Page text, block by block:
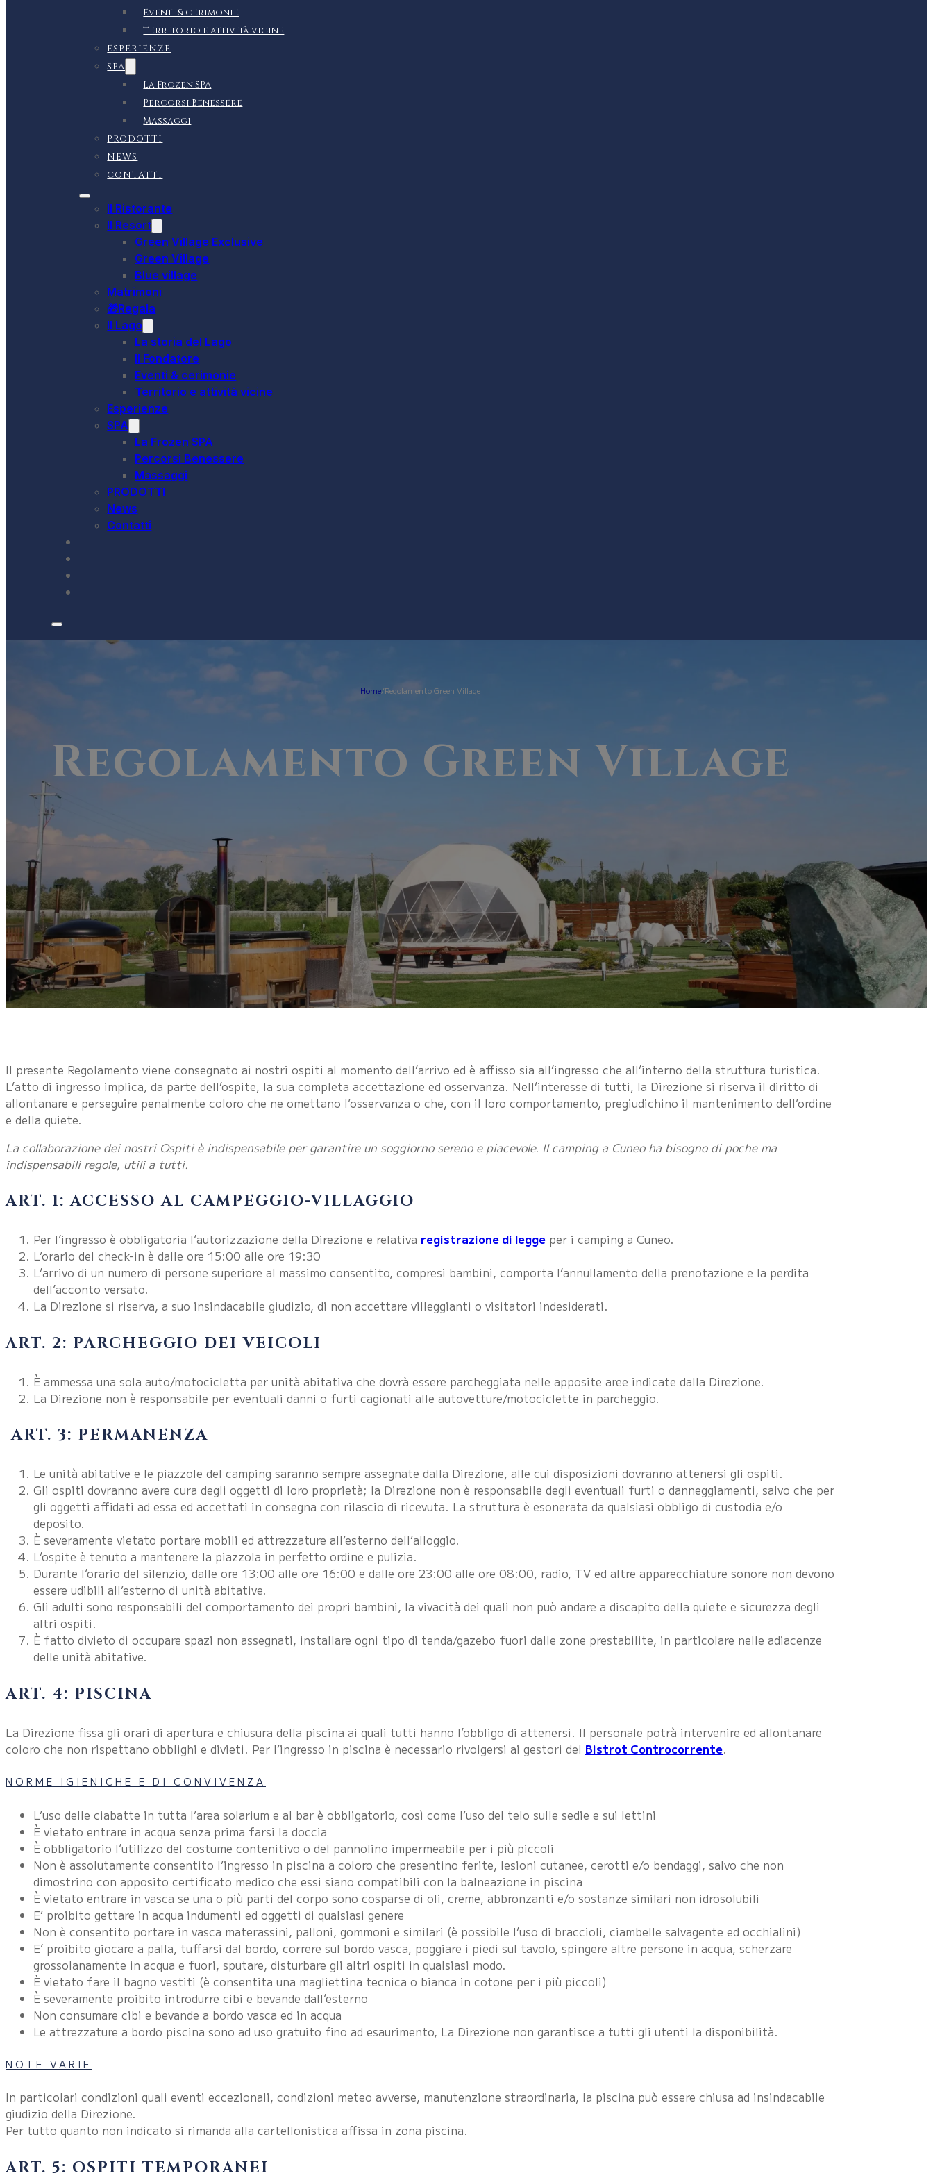
Eventi & cerimonie
Territorio e attività vicine
ESPERIENZE
SPA
La Frozen SPA
Percorsi Benessere
Massaggi
PRODOTTI
NEWS
CONTATTI
Il Ristorante
Il Resort
Green Village Exclusive
Green Village
Blue village
Matrimoni
🎁Regala
Il Lago
La storia del Lago
Il Fondatore
Eventi & cerimonie
Territorio e attività vicine
Esperienze
SPA
La Frozen SPA
Percorsi Benessere
Massaggi
PRODOTTI
News
Contatti
Home/Regolamento Green Village
Regolamento Green Village
Il presente Regolamento viene consegnato ai nostri ospiti al momento dell’arrivo ed è affisso sia all’ingresso che all’interno della struttura turistica.
L’atto di ingresso implica, da parte dell’ospite, la sua completa accettazione ed osservanza. Nell’interesse di tutti, la Direzione si riserva il diritto di
allontanare e perseguire penalmente coloro che ne omettano l’osservanza o che, con il loro comportamento, pregiudichino il mantenimento dell’ordine
e della quiete.
La collaborazione dei nostri Ospiti è indispensabile per garantire un soggiorno sereno e piacevole. Il camping a Cuneo ha bisogno di poche ma
indispensabili regole, utili a tutti.
ART. 1: ACCESSO AL CAMPEGGIO-VILLAGGIO
Per l’ingresso è obbligatoria l’autorizzazione della Direzione e relativa registrazione di legge per i camping a Cuneo.
L’orario del check-in è dalle ore 15:00 alle ore 19:30
L’arrivo di un numero di persone superiore al massimo consentito, compresi bambini, comporta l’annullamento della prenotazione e la perdita
dell’acconto versato.
La Direzione si riserva, a suo insindacabile giudizio, di non accettare villeggianti o visitatori indesiderati.
ART. 2: PARCHEGGIO DEI VEICOLI
È ammessa una sola auto/motocicletta per unità abitativa che dovrà essere parcheggiata nelle apposite aree indicate dalla Direzione.
La Direzione non è responsabile per eventuali danni o furti cagionati alle autovetture/motociclette in parcheggio.
ART. 3: PERMANENZA
Le unità abitative e le piazzole del camping saranno sempre assegnate dalla Direzione, alle cui disposizioni dovranno attenersi gli ospiti.
Gli ospiti dovranno avere cura degli oggetti di loro proprietà; la Direzione non è responsabile degli eventuali furti o danneggiamenti, salvo che per
gli oggetti affidati ad essa ed accettati in consegna con rilascio di ricevuta. La struttura è esonerata da qualsiasi obbligo di custodia e/o
deposito.
È severamente vietato portare mobili ed attrezzature all’esterno dell’alloggio.
L’ospite è tenuto a mantenere la piazzola in perfetto ordine e pulizia.
Durante l’orario del silenzio, dalle ore 13:00 alle ore 16:00 e dalle ore 23:00 alle ore 08:00, radio, TV ed altre apparecchiature sonore non devono
essere udibili all’esterno di unità abitative.
Gli adulti sono responsabili del comportamento dei propri bambini, la vivacità dei quali non può andare a discapito della quiete e sicurezza degli
altri ospiti.
È fatto divieto di occupare spazi non assegnati, installare ogni tipo di tenda/gazebo fuori dalle zone prestabilite, in particolare nelle adiacenze
delle unità abitative.
ART. 4: PISCINA
La Direzione fissa gli orari di apertura e chiusura della piscina ai quali tutti hanno l’obbligo di attenersi. Il personale potrà intervenire ed allontanare
coloro che non rispettano obblighi e divieti. Per l’ingresso in piscina è necessario rivolgersi ai gestori del Bistrot Controcorrente.
NORME IGIENICHE E DI CONVIVENZA
L’uso delle ciabatte in tutta l’area solarium e al bar è obbligatorio, così come l’uso del telo sulle sedie e sui lettini
È vietato entrare in acqua senza prima farsi la doccia
È obbligatorio l’utilizzo del costume contenitivo o del pannolino impermeabile per i più piccoli
Non è assolutamente consentito l’ingresso in piscina a coloro che presentino ferite, lesioni cutanee, cerotti e/o bendaggi, salvo che non
dimostrino con apposito certificato medico che essi siano compatibili con la balneazione in piscina
È vietato entrare in vasca se una o più parti del corpo sono cosparse di oli, creme, abbronzanti e/o sostanze similari non idrosolubili
E’ proibito gettare in acqua indumenti ed oggetti di qualsiasi genere
Non è consentito portare in vasca materassini, palloni, gommoni e similari (è possibile l’uso di braccioli, ciambelle salvagente ed occhialini)
E’ proibito giocare a palla, tuffarsi dal bordo, correre sul bordo vasca, poggiare i piedi sul tavolo, spingere altre persone in acqua, scherzare
grossolanamente in acqua e fuori, sputare, disturbare gli altri ospiti in qualsiasi modo.
È vietato fare il bagno vestiti (è consentita una magliettina tecnica o bianca in cotone per i più piccoli)
È severamente proibito introdurre cibi e bevande dall’esterno
Non consumare cibi e bevande a bordo vasca ed in acqua
Le attrezzature a bordo piscina sono ad uso gratuito fino ad esaurimento, La Direzione non garantisce a tutti gli utenti la disponibilità.
NOTE VARIE
In particolari condizioni quali eventi eccezionali, condizioni meteo avverse, manutenzione straordinaria, la piscina può essere chiusa ad insindacabile
giudizio della Direzione.
Per tutto quanto non indicato si rimanda alla cartellonistica affissa in zona piscina.
ART. 5: OSPITI TEMPORANEI